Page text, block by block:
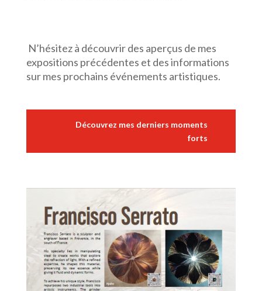
N’hésitez à découvrir des aperçus de mes
expositions précédentes et des informations
sur mes prochains événements artistiques.
Découvrez mes derniers moments
forts